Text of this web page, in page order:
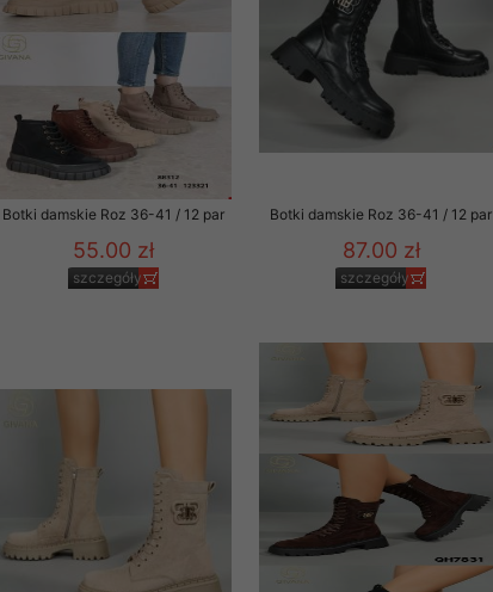
Botki damskie Roz 36-41 / 12 par
55.00 zł
szczegóły
Botki damskie Roz 36-41 / 12 par
87.00 zł
szczegóły